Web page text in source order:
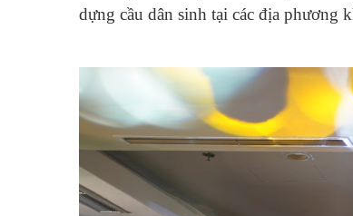
dựng cầu dân sinh tại các địa phương